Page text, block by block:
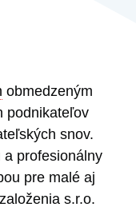
obmedzeným
podnikateľov
snov.
a profesionálny
pre malé aj
s.r.o.